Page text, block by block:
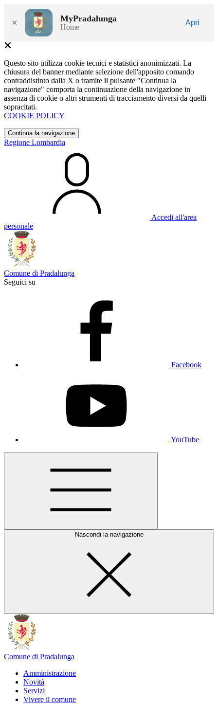
× MyPradalunga
Home
Apri
Questo sito utilizza cookie tecnici e statistici anonimizzati. La
chiusura del banner mediante selezione dell'apposito comando
contraddistinto dalla X o tramite il pulsante "Continua la
navigazione" comporta la continuazione della navigazione in
assenza di cookie o altri strumenti di tracciamento diversi da quelli
sopracitati.
COOKIE POLICY
Continua la navigazione
Regione Lombardia
Accedi all'area
personale
Comune di Pradalunga
Seguici su
Facebook
YouTube
Nascondi la navigazione
Comune di Pradalunga
Amministrazione
Novità
Servizi
Vivere il comune